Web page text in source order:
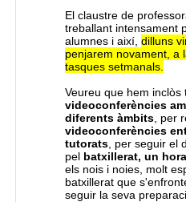
El claustre de
treballant intensament
alumnes i així, dilluns
penjarem novament, a
tasques setmanals.
Veureu que hem inclòs
videoconferències
diferents àmbits, per
videoconferències
tutorats, per seguir el
pel batxillerat, un
els nois i noies, molt
batxillerat que
seguir la seva